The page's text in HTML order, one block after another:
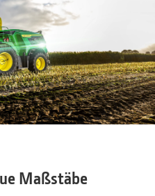
Maßstäbe